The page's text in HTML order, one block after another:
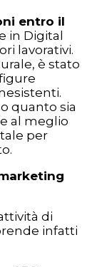
entro il
in Digital
lavorativi.
è stato
quanto sia
al meglio
per
di
infatti